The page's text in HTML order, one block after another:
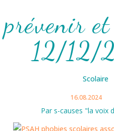
prévenir
12/12/
Scolaire
16.08.2024
Par s-causes "la voix